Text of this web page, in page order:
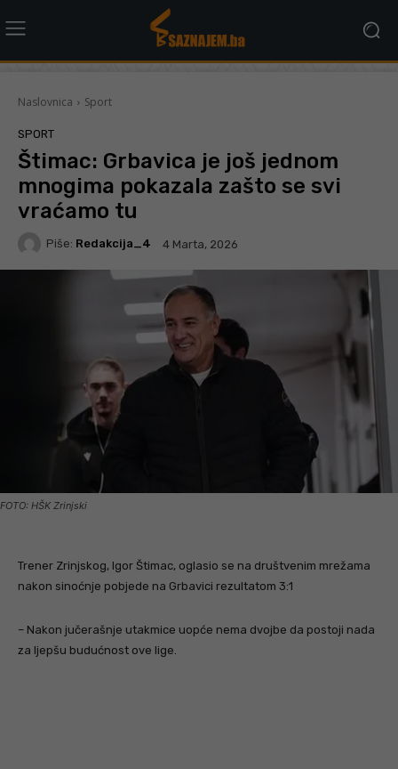
Naslovnica Sport
SPORT
Štimac: Grbavica je još jednom
mnogima pokazala zašto se svi
vraćamo tu
Piše: Redakcija_4 4 Marta, 2026
FOTO: HŠK Zrinjski
Trener Zrinjskog, Igor Štimac, oglasio se na društvenim mrežama
nakon sinoćnje pobjede na Grbavici rezultatom 3:1
– Nakon jučerašnje utakmice uopće nema dvojbe da postoji nada
za ljepšu budućnost ove lige.